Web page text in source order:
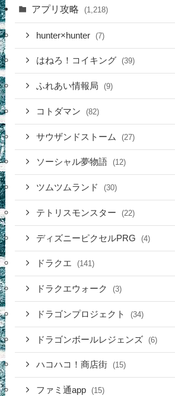
アプリ攻略 (1,218)
hunter×hunter (7)
はねろ！コイキング (39)
ふれあい情報局 (9)
コトダマン (82)
サウザンドストーム (27)
ソーシャル夢物語 (12)
ツムツムランド (30)
テトリスモンスター (22)
ディズニーピクセルPRG (4)
ドラクエ (141)
ドラクエウォーク (3)
ドラゴンプロジェクト (34)
ドラゴンボールレジェンズ (6)
ハコハコ！商店街 (15)
ファミ通app (15)